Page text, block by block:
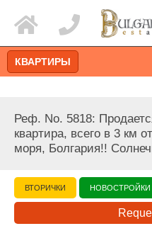
КВАРТИРЫ
Реф. No. 5818:
квартира, всего в 3 км
моря, Болгария!!
ВТОРИЧКИ НОВОСТРОЙКИ